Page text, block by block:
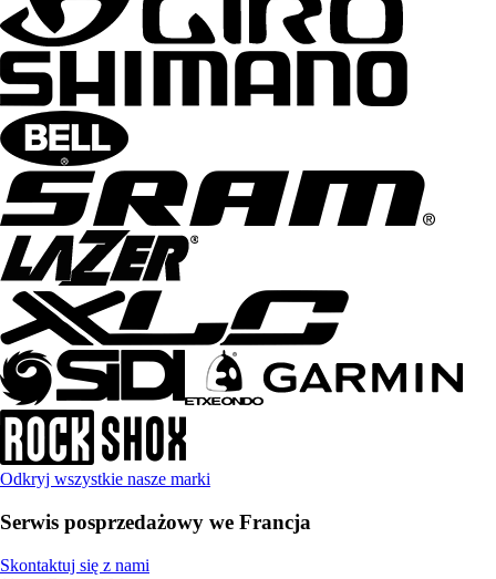
Odkryj wszystkie nasze marki
Serwis posprzedażowy we Francja
Skontaktuj się z nami